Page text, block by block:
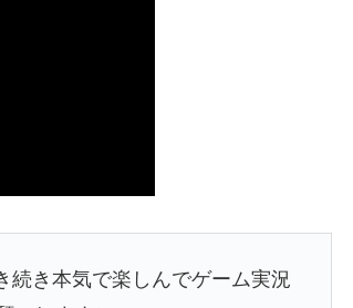
続き本気で楽しんでゲーム実況